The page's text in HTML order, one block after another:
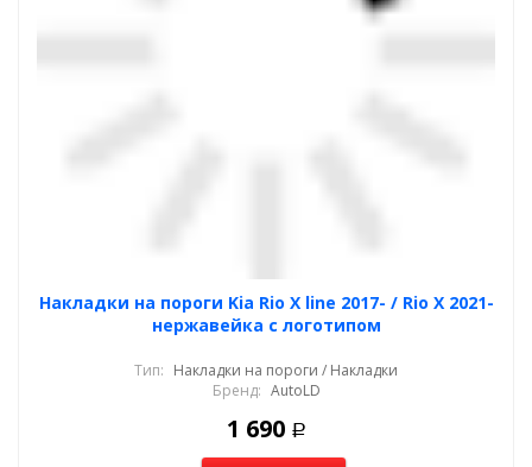
Накладки на пороги Kia Rio X line 2017- / Rio X 2021-
нержавейка с логотипом
Тип: Накладки на пороги / Накладки
Бренд: AutoLD
1 690 Р